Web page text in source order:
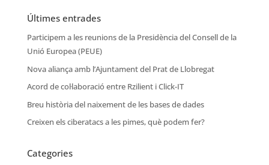
Últimes entrades
Participem a les reunions de la Presidència del Consell de la
Unió Europea (PEUE)
Nova aliança amb l’Ajuntament del Prat de Llobregat
Acord de col·laboració entre Rzilient i Click-IT
Breu història del naixement de les bases de dades
Creixen els ciberatacs a les pimes, què podem fer?
Categories